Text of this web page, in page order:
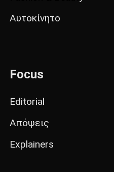
Αυτοκίνητο
Focus
Editorial
Απόψεις
Explainers